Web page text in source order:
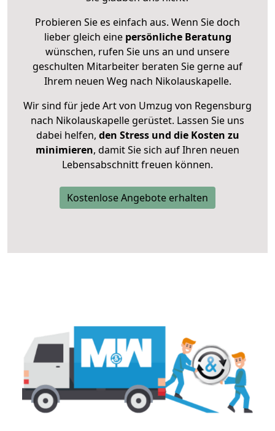
Probieren Sie es einfach aus. Wenn Sie doch
lieber gleich eine persönliche Beratung
wünschen, rufen Sie uns an und unsere
geschulten Mitarbeiter beraten Sie gerne auf
Ihrem neuen Weg nach Nikolauskapelle.
Wir sind für jede Art von Umzug von Regensburg
nach Nikolauskapelle gerüstet. Lassen Sie uns
dabei helfen, den Stress und die Kosten zu
minimieren, damit Sie sich auf Ihren neuen
Lebensabschnitt freuen können.
Kostenlose Angebote erhalten